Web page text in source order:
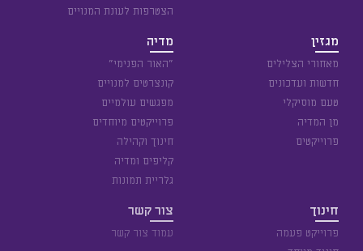
הצטרפות לעונת המנויים
מגזין
מאחורי הצלילים
חדשות ועדכונים
טעם מוסיקלי
מן המדיה
פרוייקטים
מדיה
״האור הפנימי״
קונצרטים למנויים
מפגשים עולמיים
פרוייקטים מיוחדים
חינוך וקהילה
קליפים ומדיה
גלריית תמונות
חינוך
פרוייקט פעמה
צור קשר
עמוד צור קשר